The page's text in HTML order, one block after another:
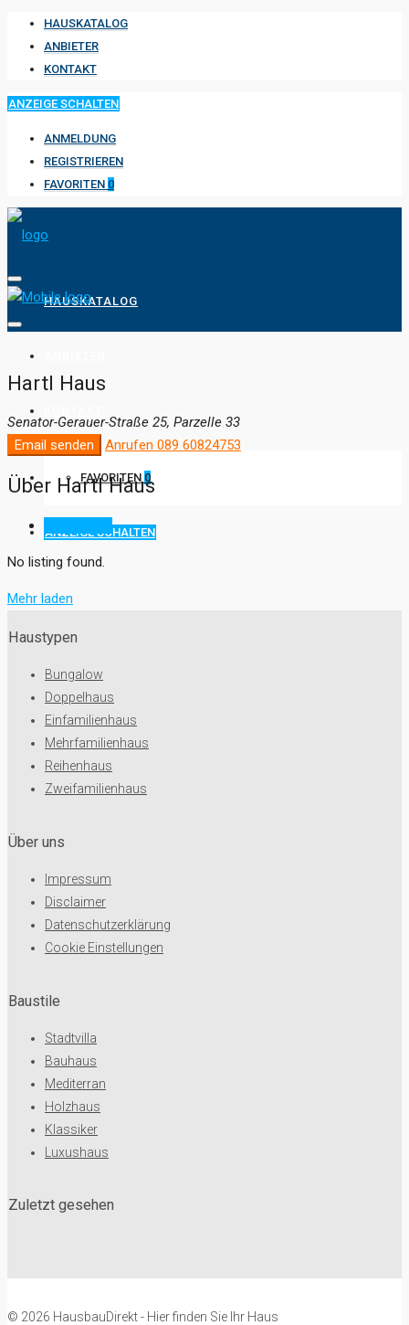
HAUSKATALOG
ANBIETER
KONTAKT
ANZEIGE SCHALTEN
ANMELDUNG
REGISTRIEREN
FAVORITEN 0
HAUSKATALOG
FAVORITEN 0
ANZEIGE SCHALTEN
Hartl Haus
Senator-Gerauer-Straße 25, Parzelle 33
Email senden
Anrufen 089 60824753
Über Hartl Haus
No listing found.
Mehr laden
Haustypen
Bungalow
Doppelhaus
Einfamilienhaus
Mehrfamilienhaus
Reihenhaus
Zweifamilienhaus
Baustile
Stadtvilla
Bauhaus
Mediterran
Holzhaus
Klassiker
Luxushaus
Über uns
Impressum
Disclaimer
Datenschutzerklärung
Cookie Einstellungen
Zuletzt gesehen
© 2026 HausbauDirekt - Hier finden Sie Ihr Haus